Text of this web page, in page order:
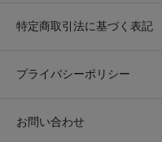
特定商取引法に基づく表記
プライバシーポリシー
お問い合わせ